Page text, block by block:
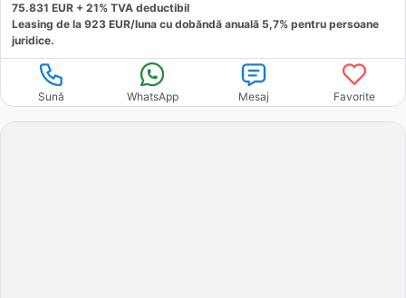
75.831 EUR + 21% TVA deductibil
Leasing de la 923 EUR/luna cu dobăndă anuală 5,7% pentru persoane
juridice.
Sună WhatsApp Mesaj Favorite